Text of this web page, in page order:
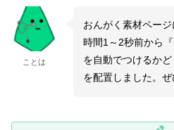
ことは
おんがく素材ペー
時間1～2秒前から
を自動でつけるか
を配置しました。ぜ